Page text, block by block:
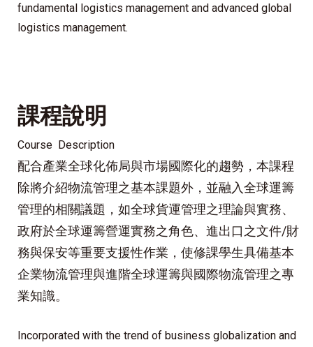
fundamental logistics management and advanced global
logistics management.
課程說明
Course Description
配合產業全球化佈局與市場國際化的趨勢，本課程
除將介紹物流管理之基本課題外，並融入全球運籌
管理的相關議題，如全球貨運管理之理論與實務、
政府於全球運籌營運實務之角色、進出口之文件/財
務與保安等重要支援性作業，使修課學生具備基本
企業物流管理與進階全球運籌與國際物流管理之專
業知識。
Incorporated with the trend of business globalization and